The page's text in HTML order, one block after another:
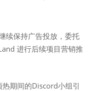
续保持广告投放，委托
进行后续项目营销推
期间的Discord小组引